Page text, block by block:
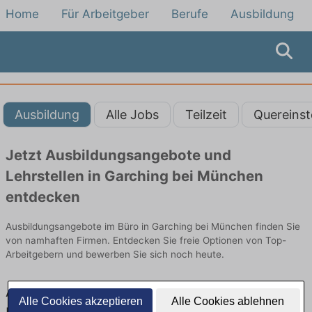
Alle Cookies akzeptieren Alle Cookies ablehnen
Home Für Arbeitgeber Berufe Ausbildung
Ausbildung Alle Jobs Teilzeit
Jetzt Ausbildungsangebote und
Lehrstellen in Garching bei München
entdecken
Ausbildungsangebote im Büro in Garching bei München finden Sie
von namhaften Firmen. Entdecken Sie freie Optionen von Top-
Arbeitgebern und bewerben Sie sich noch heute.
Ausbildung in Garching bei München im